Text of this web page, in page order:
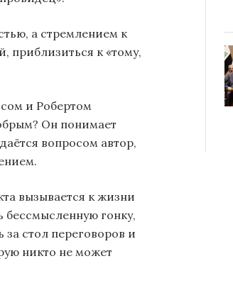
а стремлением к
приблизиться к «тому,
и Робертом
Он понимает
вопросом автор,
вызывается к жизни
гонку,
стол переговоров и
никто не может